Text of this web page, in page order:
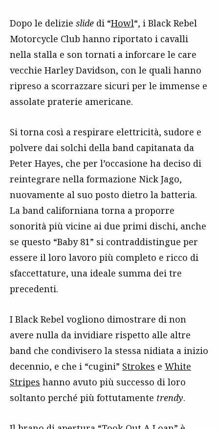
Dopo le delizie slide di “Howl“, i Black Rebel
Motorcycle Club hanno riportato i cavalli
nella stalla e son tornati a inforcare le care
vecchie Harley Davidson, con le quali hanno
ripreso a scorrazzare sicuri per le immense e
assolate praterie americane.
Si torna così a respirare elettricità, sudore e
polvere dai solchi della band capitanata da
Peter Hayes, che per l’occasione ha deciso di
reintegrare nella formazione Nick Jago,
nuovamente al suo posto dietro la batteria.
La band californiana torna a proporre
sonorità più vicine ai due primi dischi, anche
se questo “Baby 81” si contraddistingue per
essere il loro lavoro più completo e ricco di
sfaccettature, una ideale summa dei tre
precedenti.
I Black Rebel vogliono dimostrare di non
avere nulla da invidiare rispetto alle altre
band che condivisero la stessa nidiata a inizio
decennio, e che i “cugini” Strokes e White
Stripes hanno avuto più successo di loro
soltanto perché più fottutamente trendy.